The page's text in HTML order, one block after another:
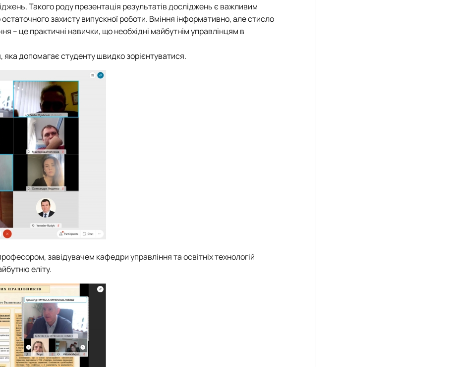
Такого роду презентація результатів досліджень є важливим
захисту випускної роботи. Вміння інформативно, але стисло
– це практичні навички, що необхідні майбутнім управлінцям в
яка допомагає студенту швидко зорієнтуватися.
завідувачем кафедри управління та освітніх технологій
еліту.